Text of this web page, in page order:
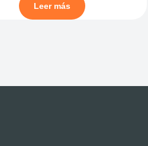
Leer más